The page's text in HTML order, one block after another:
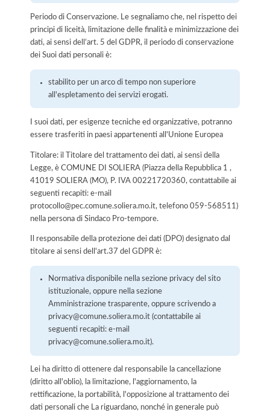
Periodo di Conservazione. Le segnaliamo che, nel rispetto dei
principi di liceità, limitazione delle finalità e minimizzazione dei
dati, ai sensi dell’art. 5 del GDPR, il periodo di conservazione
dei Suoi dati personali è:
stabilito per un arco di tempo non superiore
all'espletamento dei servizi erogati.
I suoi dati, per esigenze tecniche ed organizzative, potranno
essere trasferiti in paesi appartenenti all'Unione Europea
Titolare: il Titolare del trattamento dei dati, ai sensi della
Legge, è COMUNE DI SOLIERA (Piazza della Repubblica 1 ,
41019 SOLIERA (MO), P. IVA 00221720360, contattabile ai
seguenti recapiti: e-mail
protocollo@pec.comune.soliera.mo.it, telefono 059-568511)
nella persona di Sindaco Pro-tempore.
Il responsabile della protezione dei dati (DPO) designato dal
titolare ai sensi dell'art.37 del GDPR è:
Normativa disponibile nella sezione privacy del sito
istituzionale, oppure nella sezione
Amministrazione trasparente, oppure scrivendo a
privacy@comune.soliera.mo.it (contattabile ai
seguenti recapiti: e-mail
privacy@comune.soliera.mo.it).
Lei ha diritto di ottenere dal responsabile la cancellazione
(diritto all'oblio), la limitazione, l'aggiornamento, la
rettificazione, la portabilità, l'opposizione al trattamento dei
dati personali che La riguardano, nonché in generale può